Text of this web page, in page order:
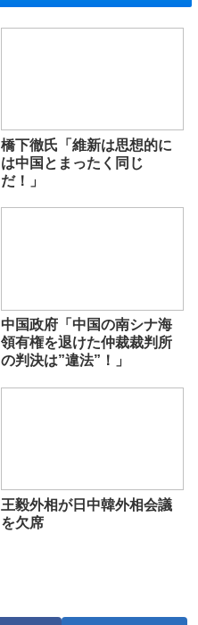
橋下徹氏「維新は思想的に
は中国とまったく同じ
だ！」
中国政府「中国の南シナ海
領有権を退けた仲裁裁判所
の判決は”違法”！」
王毅外相が日中韓外相会議
を欠席